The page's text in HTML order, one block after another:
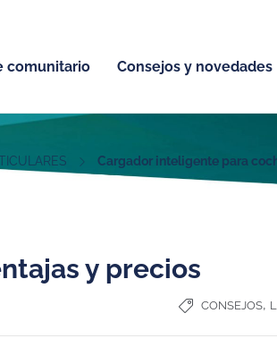
comunitario Consejos y novedades
Cargador inteligente para
y precios
CONSEJOS,